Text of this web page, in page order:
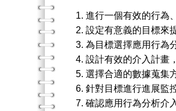
1. 進行一個有效的行為
2. 設定有意義的目標來
3. 為目標選擇應用行為
4. 設計有效的介入計畫
5. 選擇合適的數據蒐集方
6. 針對目標進行進展監
7. 確認應用行為分析介